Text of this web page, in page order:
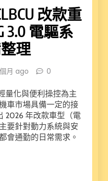
改款重
3.0 電驅系
理
月 ago 0
量化與便利操控為主
車市場具備一定的接
2026 年改款車型（電
要針對動力系統與安
會通勤的日常需求。